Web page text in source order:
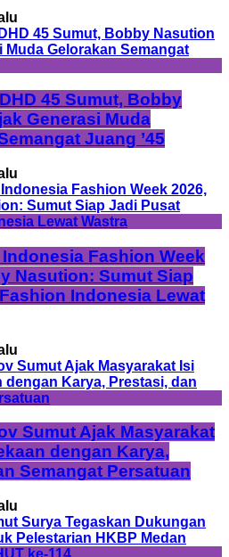
45 Sumut, Bobby
Generasi Muda
Juang ’45
Fashion Week
Nasution: Sumut Siap
Indonesia Lewat
Sumut Ajak Masyarakat
dengan Karya,
Semangat Persatuan